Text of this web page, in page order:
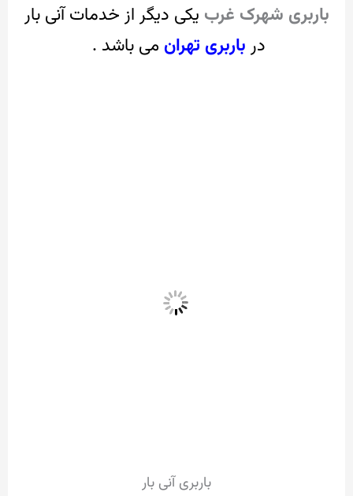
باربری شهرک غرب یکی دیگر از خدمات آنی بار
در باربری تهران می باشد .
باربری آنی بار